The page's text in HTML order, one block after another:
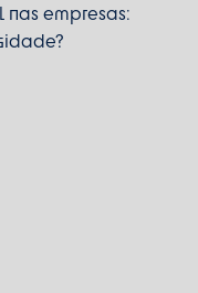
empresas: